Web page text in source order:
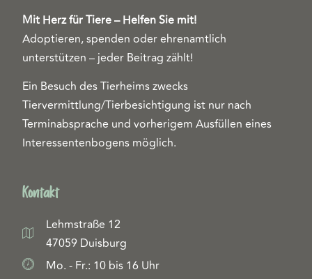
Mit Herz für Tiere – Helfen Sie mit!
Adoptieren, spenden oder ehrenamtlich
unterstützen – jeder Beitrag zählt!
Ein Besuch des Tierheims zwecks
Tiervermittlung/Tierbesichtigung ist nur nach
Terminabsprache und vorherigem Ausfüllen eines
Interessentenbogens möglich.
Kontakt
Lehmstraße 12
47059 Duisburg
Mo. - Fr.: 10 bis 16 Uhr